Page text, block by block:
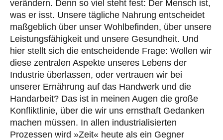
verändern. Denn so viel steht fest: Der Mensch ist,
was er isst. Unsere tägliche Nahrung entscheidet
maßgeblich über unser Wohlbefinden, über unsere
Leistungsfähigkeit und unsere Gesundheit. Und
hier stellt sich die entscheidende Frage: Wollen wir
diese zentralen Aspekte unseres Lebens der
Industrie überlassen, oder vertrauen wir bei
unserer Ernährung auf das Handwerk und die
Handarbeit? Das ist in meinen Augen die große
Konfliktlinie, über die wir uns ernsthaft Gedanken
machen müssen. In allen industrialisierten
Prozessen wird »Zeit« heute als ein Gegner